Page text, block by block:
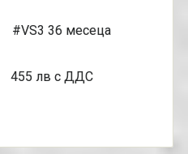
36 месеца
с ДДС